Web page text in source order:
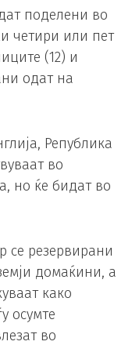
поделени во
четири или пет
(12) и
одат на
Република
во
но ќе бидат во
се резервирани
домаќини, а
како
осумте
во